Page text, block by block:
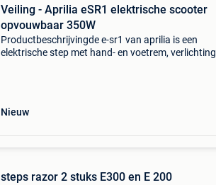
Veiling - Aprilia eSR1 elektrische scooter
opvouwbaar 350W
Productbeschrijvingde e-sr1 van aprilia is een
elektrische step met hand- en voetrem, verlichting
Nieuw
steps razor 2 stuks E300 en E 200